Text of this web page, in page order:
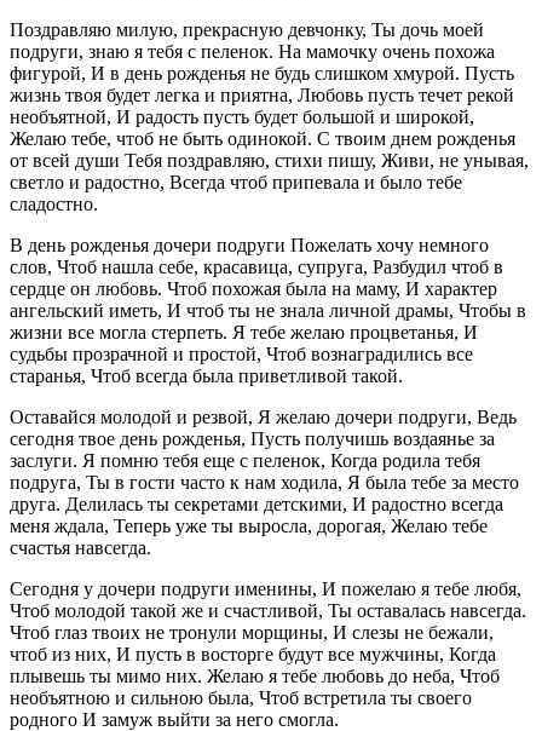
Поздравляю милую, прекрасную девчонку, Ты дочь моей
подруги, знаю я тебя с пеленок. На мамочку очень похожа
фигурой, И в день рожденья не будь слишком хмурой. Пусть
жизнь твоя будет легка и приятна, Любовь пусть течет рекой
необъятной, И радость пусть будет большой и широкой,
Желаю тебе, чтоб не быть одинокой. С твоим днем рожденья
от всей души Тебя поздравляю, стихи пишу, Живи, не унывая,
светло и радостно, Всегда чтоб припевала и было тебе
сладостно.
В день рожденья дочери подруги Пожелать хочу немного
слов, Чтоб нашла себе, красавица, супруга, Разбудил чтоб в
сердце он любовь. Чтоб похожая была на маму, И характер
ангельский иметь, И чтоб ты не знала личной драмы, Чтобы в
жизни все могла стерпеть. Я тебе желаю процветанья, И
судьбы прозрачной и простой, Чтоб вознаградились все
старанья, Чтоб всегда была приветливой такой.
Оставайся молодой и резвой, Я желаю дочери подруги, Ведь
сегодня твое день рожденья, Пусть получишь воздаянье за
заслуги. Я помню тебя еще с пеленок, Когда родила тебя
подруга, Ты в гости часто к нам ходила, Я была тебе за место
друга. Делилась ты секретами детскими, И радостно всегда
меня ждала, Теперь уже ты выросла, дорогая, Желаю тебе
счастья навсегда.
Сегодня у дочери подруги именины, И пожелаю я тебе любя,
Чтоб молодой такой же и счастливой, Ты оставалась навсегда.
Чтоб глаз твоих не тронули морщины, И слезы не бежали,
чтоб из них, И пусть в восторге будут все мужчины, Когда
плывешь ты мимо них. Желаю я тебе любовь до неба, Чтоб
необъятною и сильною была, Чтоб встретила ты своего
родного И замуж выйти за него смогла.